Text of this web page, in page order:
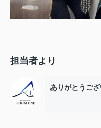
担当者より
ありがとうご